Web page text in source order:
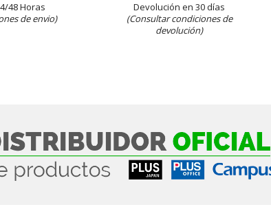
48 Horas
de envio)
Devolución en 30 días
(Consultar condiciones de
devolución)